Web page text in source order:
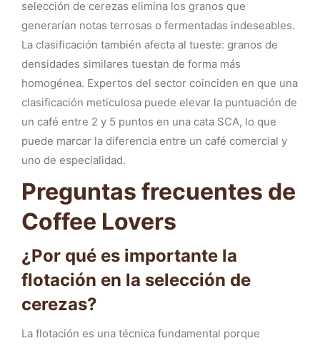
selección de cerezas elimina los granos que
generarían notas terrosas o fermentadas indeseables.
La clasificación también afecta al tueste: granos de
densidades similares tuestan de forma más
homogénea. Expertos del sector coinciden en que una
clasificación meticulosa puede elevar la puntuación de
un café entre 2 y 5 puntos en una cata SCA, lo que
puede marcar la diferencia entre un café comercial y
uno de especialidad.
Preguntas frecuentes de
Coffee Lovers
¿Por qué es importante la
flotación en la selección de
cerezas?
La flotación es una técnica fundamental porque